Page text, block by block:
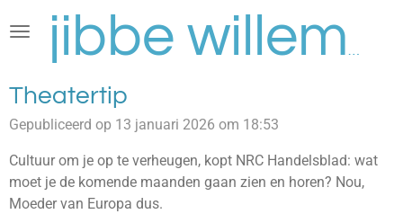
direct
de
hoofdinhoud
Theatertip
Gepubliceerd op 13 januari 2026 om 18:53
Cultuur om je op te verheugen, kopt NRC Handelsblad: wat
moet je de komende maanden gaan zien en horen? Nou,
Moeder van Europa dus.